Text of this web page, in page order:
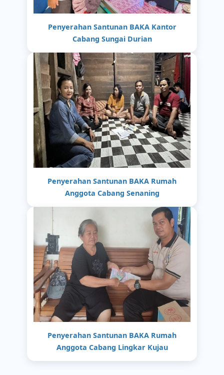
Penyerahan Santunan BAKA Kantor
Cabang Sungai Durian
Penyerahan Santunan BAKA Rumah
Anggota Cabang Senaning
Penyerahan Santunan BAKA Rumah
Anggota Cabang Lingkar Kujau